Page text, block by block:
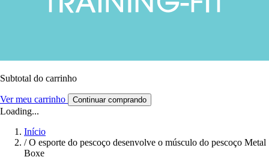
Subtotal do carrinho
Ver meu carrinho Continuar comprando
Loading...
Início
/ O esporte do pescoço desenvolve o músculo do pescoço Metal
Boxe